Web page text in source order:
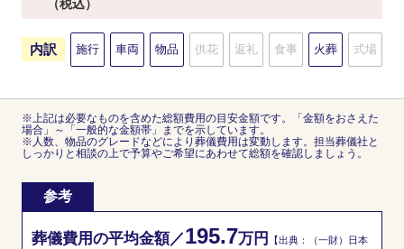
（税込）
内訳 施行 車両 物品 供花 返礼 食事 火葬 式場
※上記は必要なものを含めた総額費用の目安金額です。「金額をおさえた
場合」～「一般的な金額帯」までを示しています。
※人数、物品のグレードなどにより葬儀費用は変動します。担当葬儀社と
しっかりと相談の上で予算やご希望にあわせて総額を確認しましょう。
参考
葬儀費用の平均金額／195.7万円 【出典：（一財）日本